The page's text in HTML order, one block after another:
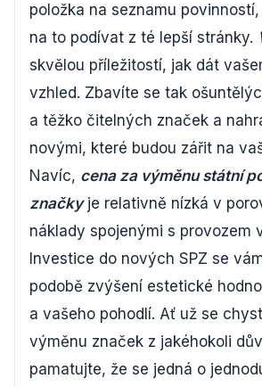
položka na seznamu
na to podívat z té lepší stránky.
skvělou příležitostí, jak dát
vzhled. Zbavíte se tak
a těžko čitelných značek a
novými, které budou zářit na
Navíc, cena za výměnu státní
značkyje relativně nízká v
náklady spojenými s provozem
Investice do nových SPZ se
podobě zvýšení estetické
a vašeho pohodlí. Ať už se
výměnu značek z jakéhokoli
pamatujte, že se jedná o